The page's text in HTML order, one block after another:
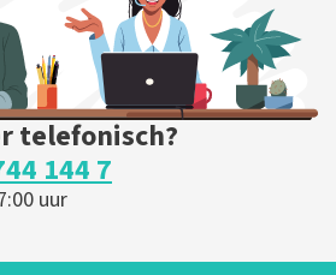
telefonisch?
144 7
uur